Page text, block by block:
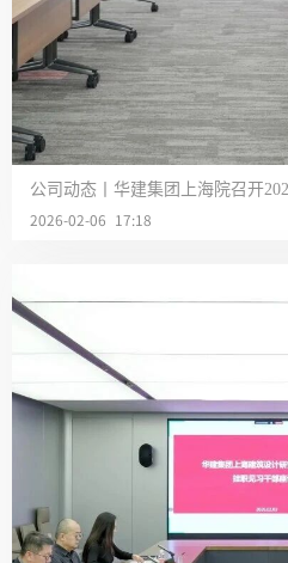
公司动态丨华建集团上海院召开
2026-02-06 17:18